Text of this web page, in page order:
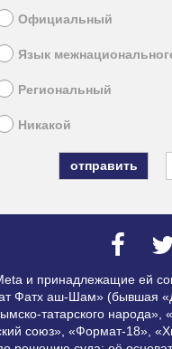
Официальный
Язык
Региональный
Никакой
и принадлежащие ей
Фатх аш-Шам» (бывшая
татарского народа»,
союз», «Формат-18»,